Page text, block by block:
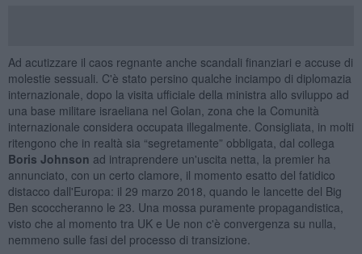
Ad acutizzare il caos regnante anche scandali finanziari e accuse di
molestie sessuali. C'è stato persino qualche inciampo di diplomazia
internazionale, dopo la visita ufficiale della ministra allo sviluppo ad
una base militare israeliana nel Golan, zona che la Comunità
internazionale considera occupata illegalmente. Consigliata, in molti
ritengono che in realtà sia “segretamente” obbligata, dal collega
Boris Johnson ad intraprendere un'uscita netta, la premier ha
annunciato, con un certo clamore, il momento esatto del fatidico
distacco dall'Europa: il 29 marzo 2018, quando le lancette del Big
Ben scoccheranno le 23. Una mossa puramente propagandistica,
visto che al momento tra UK e Ue non c'è convergenza su nulla,
nemmeno sulle fasi del processo di transizione.